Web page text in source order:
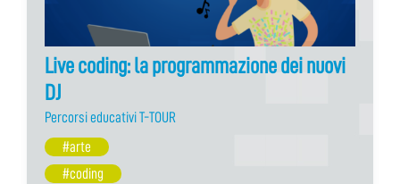
Live coding: la programmazione dei nuovi
DJ
Percorsi educativi T-TOUR
#arte
#coding